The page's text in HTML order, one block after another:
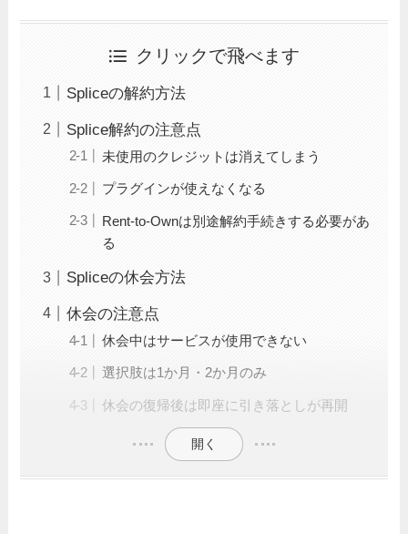
クリックで飛べます
Spliceの解約方法
Splice解約の注意点
未使用のクレジットは消えてしまう
プラグインが使えなくなる
Rent-to-Ownは別途解約手続きする必要があ
る
Spliceの休会方法
休会の注意点
休会中はサービスが使用できない
選択肢は1か月・2か月のみ
休会の復帰後は即座に引き落としが再開
開く